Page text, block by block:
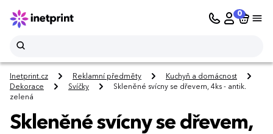
0
Inetprint.cz Reklamní předměty
Kuchyň a domácnost
Dekorace
Svíčky
Skleněné svícny se dřevem, 4ks - antik.
zelená
Skleněné svícny se dřevem,